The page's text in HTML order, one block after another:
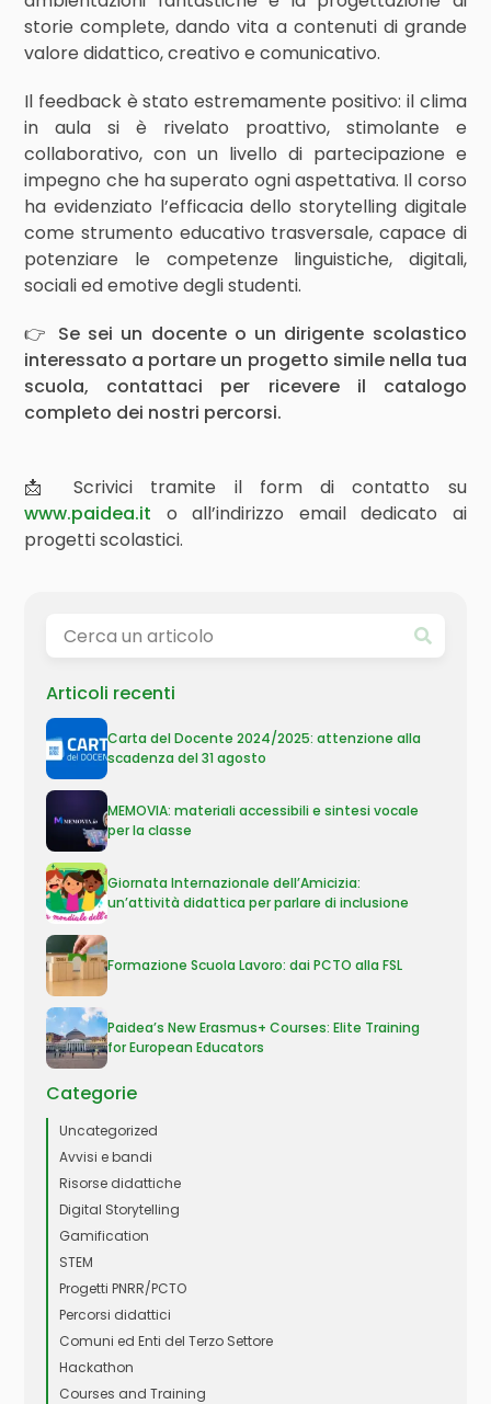
storie complete, dando vita a contenuti di grande
valore didattico, creativo e comunicativo.
Il feedback è stato estremamente positivo: il clima
in aula si è rivelato proattivo, stimolante e
collaborativo, con un livello di partecipazione e
impegno che ha superato ogni aspettativa. Il corso
ha evidenziato l’efficacia dello storytelling digitale
come strumento educativo trasversale, capace di
potenziare le competenze linguistiche, digitali,
sociali ed emotive degli studenti.
👉 Se sei un docente o un dirigente scolastico
interessato a portare un progetto simile nella tua
scuola, contattaci per ricevere il catalogo
completo dei nostri percorsi.
📩 Scrivici tramite il form di contatto su
www.paidea.it o all’indirizzo email dedicato ai
progetti scolastici.
Articoli recenti
Carta del Docente 2024/2025: attenzione alla
scadenza del 31 agosto
MEMOVIA: materiali accessibili e sintesi vocale
per la classe
Giornata Internazionale dell’Amicizia:
un’attività didattica per parlare di inclusione
Formazione Scuola Lavoro: dai PCTO alla FSL
Paidea’s New Erasmus+ Courses: Elite Training
for European Educators
Categorie
Uncategorized
Avvisi e bandi
Risorse didattiche
Digital Storytelling
Gamification
STEM
Progetti PNRR/PCTO
Percorsi didattici
Comuni ed Enti del Terzo Settore
Hackathon
Courses and Training